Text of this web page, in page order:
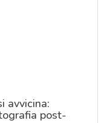
avvicina:
post-